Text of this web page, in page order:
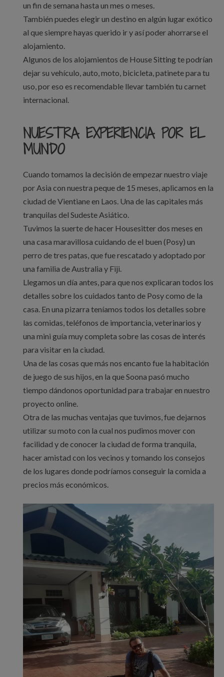
un fin de semana hasta un mes o meses.
También puedes elegir un destino en algún lugar exótico
al que siempre hayas querido ir y así poder ahorrarse el
alojamiento.
Algunos de los alojamientos de House Sitting te podrían
dejar su vehículo, auto, moto, bicicleta, patinete para tu
uso, por eso es recomendable llevar también tu carnet
internacional.
NUESTRA EXPERIENCIA POR EL
MUNDO
Cuando tomamos la decisión de empezar nuestro viaje
por Asia con nuestra peque de 15 meses, aplicamos en la
ciudad de Vientiane en Laos. Una de las capitales más
tranquilas del Sudeste Asiático.
Tuvimos la suerte de hacer Housesitter dos meses en
una casa maravillosa cuidando de el buen (Posy) un
perro de tres patas, que fue rescatado y adoptado por
una familia de Australia y Fiji.
Llegamos un día antes, para que nos explicaran todos los
detalles sobre los cuidados tanto de Posy como de la
casa. En una pizarra teníamos todos los detalles sobre
las comidas, teléfonos de importancia, veterinarios y
una mini guía muy completa sobre las cosas de interés
para visitar en la ciudad.
Una de las cosas que más nos encanto fue la habitación
de juego de sus hijos, en la que Soona pasó mucho
tiempo dándonos oportunidad para trabajar en nuestro
proyecto online.
Otra de las muchas ventajas que tuvimos, fue dejarnos
utilizar su moto con la cual nos pudimos mover con
facilidad y de conocer la ciudad de forma tranquila,
hacer amistad con los vecinos y tomando los consejos
de los lugares donde podríamos conseguir la comida a
precios más económicos.